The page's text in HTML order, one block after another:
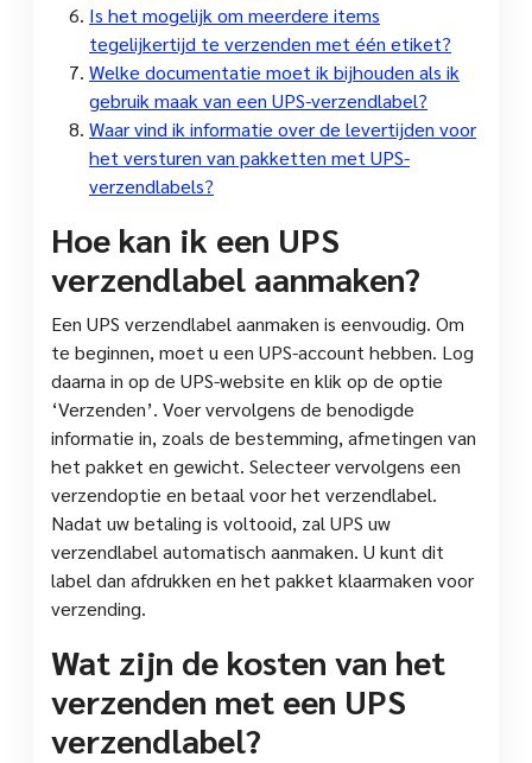
Is het mogelijk om meerdere items
tegelijkertijd te verzenden met één etiket?
Welke documentatie moet ik bijhouden als ik
gebruik maak van een UPS-verzendlabel?
Waar vind ik informatie over de levertijden voor
het versturen van pakketten met UPS-
verzendlabels?
Hoe kan ik een UPS
verzendlabel aanmaken?
Een UPS verzendlabel aanmaken is eenvoudig. Om
te beginnen, moet u een UPS-account hebben. Log
daarna in op de UPS-website en klik op de optie
‘Verzenden’. Voer vervolgens de benodigde
informatie in, zoals de bestemming, afmetingen van
het pakket en gewicht. Selecteer vervolgens een
verzendoptie en betaal voor het verzendlabel.
Nadat uw betaling is voltooid, zal UPS uw
verzendlabel automatisch aanmaken. U kunt dit
label dan afdrukken en het pakket klaarmaken voor
verzending.
Wat zijn de kosten van het
verzenden met een UPS
verzendlabel?